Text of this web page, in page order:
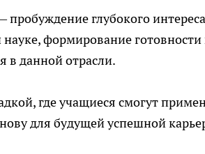
глубокого
науке, формирование
в данной отрасли.
где учащиеся смогут
для будущей успешной